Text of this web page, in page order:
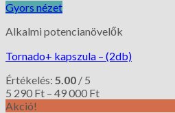
Gyors nézet
Alkalmi potencianövelők
Tornado+ kapszula – (2db)
Értékelés: 5.00 / 5
5 290 Ft – 49 000 Ft
Akció!